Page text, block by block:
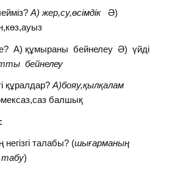
А) жер,су,өсімдікӘ)
А) құмыраны бейнелеу Ә) үйді
бейнелеу
құралдар?А)бояу,қылқалам
балшық
талабы? (шығарманың
табу)